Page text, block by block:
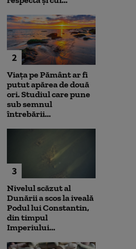
2
Viața pe Pământ ar fi
putut apărea de două
ori. Studiul care pune
sub semnul
întrebării...
3
Nivelul scăzut al
Dunării a scos la iveală
Podul lui Constantin,
din timpul
Imperiului...